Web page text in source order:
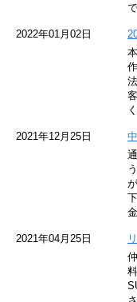
京王井の頭線
JR湘南新宿ライン
京王京王線
東京臨海高速鉄道
東急世田谷線
2022年01月02日
2021年12月25日
2021年04月25日